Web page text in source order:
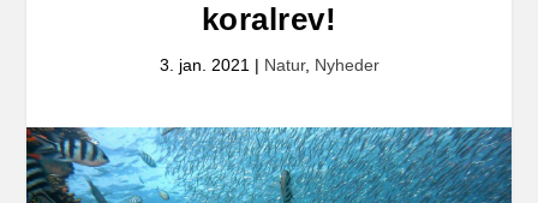
koralrev!
3. jan. 2021 | Natur, Nyheder